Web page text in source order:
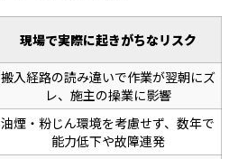
現場で実際に起きがちなリスク
搬入経路の読み違いで作業が翌朝にズ
レ、施主の操業に影響
油煙・粉じん環境を考慮せず、数年で
能力低下や故障連発